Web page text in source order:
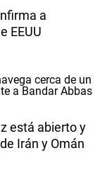
a
EEUU
está abierto y
Irán y Omán